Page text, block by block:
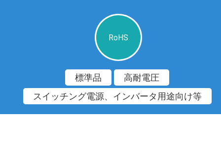
RoHS
標準品
高耐電圧
スイッチング電源、インバータ用途向け等